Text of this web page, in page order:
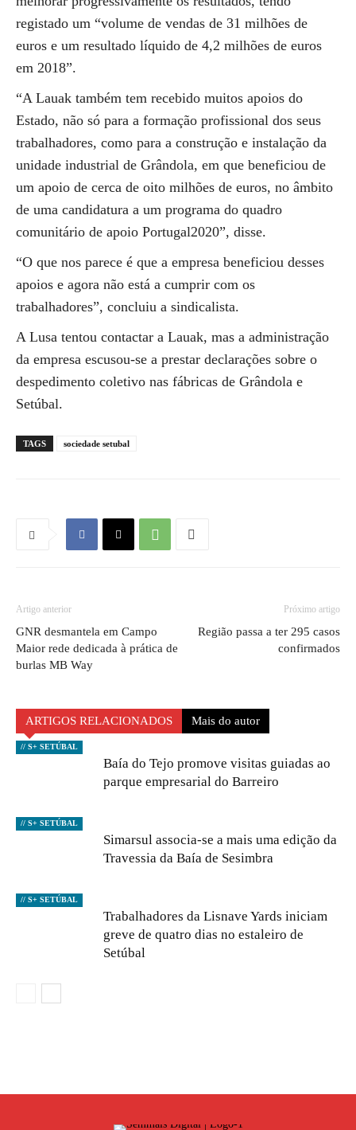
registado um “volume de vendas de 31 milhões de
euros e um resultado líquido de 4,2 milhões de euros
em 2018”.
“A Lauak também tem recebido muitos apoios do
Estado, não só para a formação profissional dos seus
trabalhadores, como para a construção e instalação da
unidade industrial de Grândola, em que beneficiou de
um apoio de cerca de oito milhões de euros, no âmbito
de uma candidatura a um programa do quadro
comunitário de apoio Portugal2020”, disse.
“O que nos parece é que a empresa beneficiou desses
apoios e agora não está a cumprir com os
trabalhadores”, concluiu a sindicalista.
A Lusa tentou contactar a Lauak, mas a administração
da empresa escusou-se a prestar declarações sobre o
despedimento coletivo nas fábricas de Grândola e
Setúbal.
TAGS sociedade setubal
Artigo anterior
GNR desmantela em Campo
Maior rede dedicada à prática de
burlas MB Way
Próximo artigo
Região passa a ter 295 casos
confirmados
ARTIGOS RELACIONADOS Mais do autor
// S+ SETÚBAL
Baía do Tejo promove visitas guiadas ao
parque empresarial do Barreiro
// S+ SETÚBAL
Simarsul associa-se a mais uma edição da
Travessia da Baía de Sesimbra
// S+ SETÚBAL
Trabalhadores da Lisnave Yards iniciam
greve de quatro dias no estaleiro de
Setúbal